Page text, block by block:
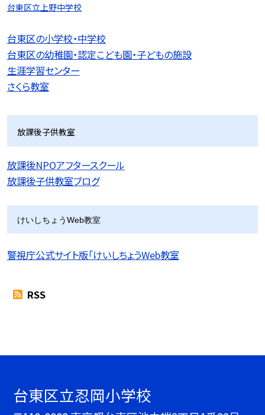
台東区立上野中学校
台東区の小学校・中学校
台東区の幼稚園・認定こども園・子どもの施設
生涯学習センター
さくら教室
放課後子供教室
放課後NPOアフタースクール
放課後子供教室ブログ
けいしちょうWeb教室
警視庁公式サイト版「けいしちょうWeb教室
RSS
台東区立忍岡小学校